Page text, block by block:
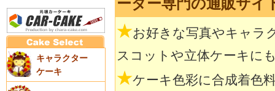
キャラクター
ケーキ
ーダー専門の通販サイ
★お好きな写真やキャラ
スコットや立体ケーキに
★ケーキ色彩に合成着色